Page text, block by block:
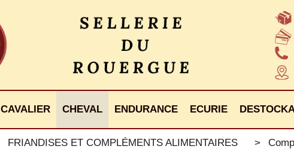
CAVALIER CHEVAL ENDURANCE ECURIE
FRIANDISES ET COMPLÉMENTS ALIMENTAIRES